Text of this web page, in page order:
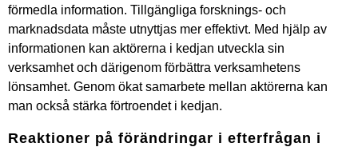
förmedla information. Tillgängliga forsknings- och
marknadsdata måste utnyttjas mer effektivt. Med hjälp av
informationen kan aktörerna i kedjan utveckla sin
verksamhet och därigenom förbättra verksamhetens
lönsamhet. Genom ökat samarbete mellan aktörerna kan
man också stärka förtroendet i kedjan.
Reaktioner på förändringar i efterfrågan i